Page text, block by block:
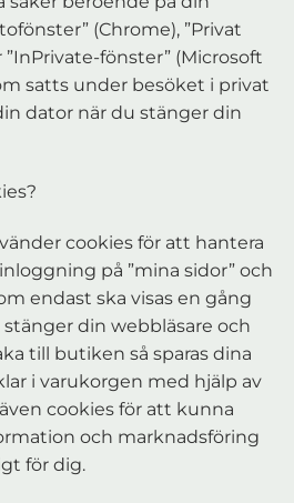
(Chrome), ”Privat
”InPrivate-fönster” (Microsoft
satts under besöket i privat
dator när du stänger din
cookies för att hantera
på ”mina sidor” och
endast ska visas en gång
din webbläsare och
till butiken så sparas dina
i varukorgen med hjälp av
cookies för att kunna
och marknadsföring
för dig.